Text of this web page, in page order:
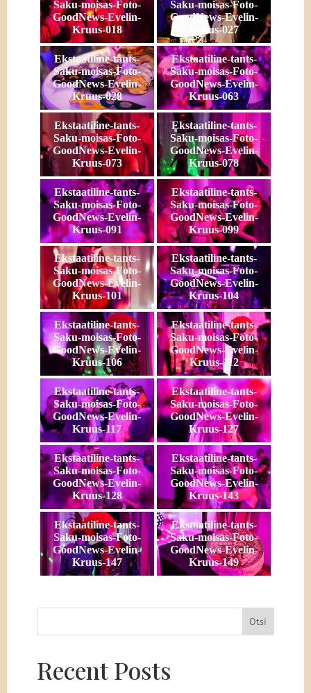
Saku-moisas-Foto-
GoodNews-Evelin-
Kruus-018
Saku-moisas-Foto-
GoodNews-Evelin-
Kruus-027
Ekstaatiline-tants-
Saku-moisas-Foto-
GoodNews-Evelin-
Kruus-028
Ekstaatiline-tants-
Saku-moisas-Foto-
GoodNews-Evelin-
Kruus-063
Ekstaatiline-tants-
Saku-moisas-Foto-
GoodNews-Evelin-
Kruus-073
Ekstaatiline-tants-
Saku-moisas-Foto-
GoodNews-Evelin-
Kruus-078
Ekstaatiline-tants-
Saku-moisas-Foto-
GoodNews-Evelin-
Kruus-091
Ekstaatiline-tants-
Saku-moisas-Foto-
GoodNews-Evelin-
Kruus-099
Ekstaatiline-tants-
Saku-moisas-Foto-
GoodNews-Evelin-
Kruus-101
Ekstaatiline-tants-
Saku-moisas-Foto-
GoodNews-Evelin-
Kruus-104
Ekstaatiline-tants-
Saku-moisas-Foto-
GoodNews-Evelin-
Kruus-106
Ekstaatiline-tants-
Saku-moisas-Foto-
GoodNews-Evelin-
Kruus-112
Ekstaatiline-tants-
Saku-moisas-Foto-
GoodNews-Evelin-
Kruus-117
Ekstaatiline-tants-
Saku-moisas-Foto-
GoodNews-Evelin-
Kruus-127
Ekstaatiline-tants-
Saku-moisas-Foto-
GoodNews-Evelin-
Kruus-128
Ekstaatiline-tants-
Saku-moisas-Foto-
GoodNews-Evelin-
Kruus-143
Ekstaatiline-tants-
Saku-moisas-Foto-
GoodNews-Evelin-
Kruus-147
Ekstaatiline-tants-
Saku-moisas-Foto-
GoodNews-Evelin-
Kruus-149
Otsi
Recent Posts